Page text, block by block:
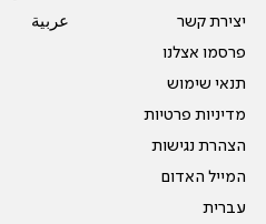
יצירת קשר
פרסמו אצלנו
תנאי שימוש
מדיניות פרטיות
הצהרת נגישות
המייל האדום
עברית
عربية